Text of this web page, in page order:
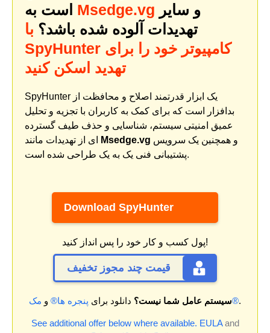
Msedge.vg
تهدیدات آلوده شده باشد؟ با
SpyHunter کامپیوتر خود را برای
تهدید اسکن کنید
SpyHunter یک ابزار قدرتمند اصلاح و محافظت از
بدافزار است که برای کمک به کاربران با تجزیه و تحلیل
عمیق امنیتی سیستم، شناسایی و حذف طیف گسترده
Msedge.vg
پشتیبانی فنی یک به یک طراحی شده است.
Download SpyHunter
پول کسب و کار خود را پس انداز کنید!
قیمت چند مجوز تخفیف
سیستم عامل شما نیست؟ دانلود برای پنجره ها® و مک®.
See additional offer below where available. EULAand